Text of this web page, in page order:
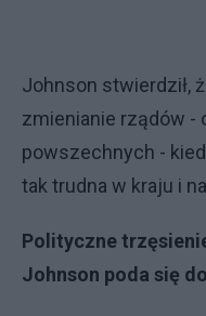
Johnson stwierdził,
zmienianie rządów -
powszechnych -
tak trudna w kraju i
Polityczne
Johnson poda się